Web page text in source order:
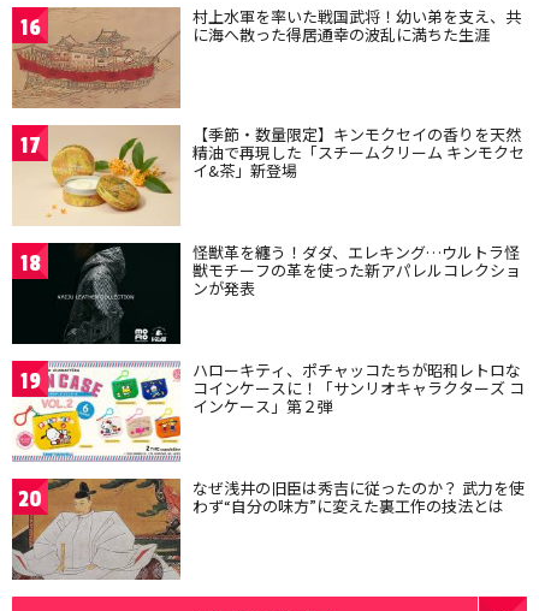
16 村上水軍を率いた戦国武将！幼い弟を支え、共
に海へ散った得居通幸の波乱に満ちた生涯
17 【季節・数量限定】キンモクセイの香りを天然
精油で再現した「スチームクリーム キンモクセ
イ&茶」新登場
18 怪獣革を纏う！ダダ、エレキング…ウルトラ怪
獣モチーフの革を使った新アパレルコレクショ
ンが発表
19 ハローキティ、ポチャッコたちが昭和レトロな
コインケースに！「サンリオキャラクターズ コ
インケース」第２弾
20 なぜ浅井の旧臣は秀吉に従ったのか？ 武力を使
わず“自分の味方”に変えた裏工作の技法とは